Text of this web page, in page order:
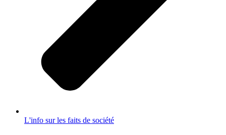
L'info sur les faits de société